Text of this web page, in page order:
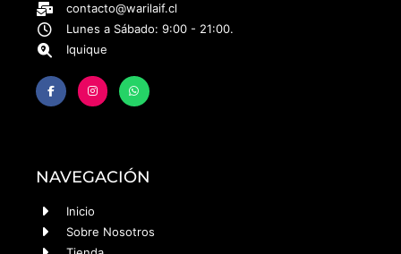
contacto@warilaif.cl
Lunes a Sábado: 9:00 - 21:00.
Iquique
NAVEGACIÓN
Inicio
Sobre Nosotros